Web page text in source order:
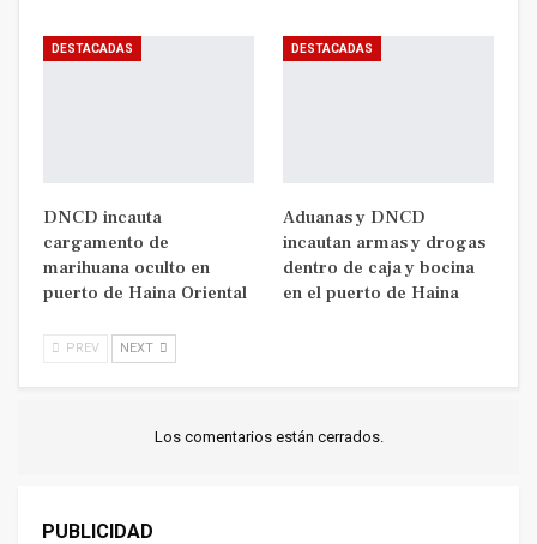
DESTACADAS
DNCD incauta
cargamento de
marihuana oculto en
puerto de Haina Oriental
DESTACADAS
Aduanas y DNCD
incautan armas y drogas
dentro de caja y bocina
en el puerto de Haina
PREV NEXT
Los comentarios están cerrados.
PUBLICIDAD